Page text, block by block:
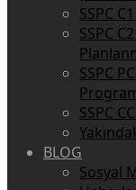
SSPC
SSPC
SSPC
SSPC
BLOG
Sosyal